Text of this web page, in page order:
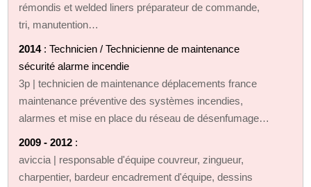
rémondis et welded liners préparateur de commande,
tri, manutention…
2014: Technicien / Technicienne de maintenance
sécurité alarme incendie
3p | technicien de maintenance déplacements france
maintenance préventive des systèmes incendies,
alarmes et mise en place du réseau de désenfumage…
2009 - 2012 :
aviccia | responsable d'équipe couvreur, zingueur,
charpentier, bardeur encadrement d'équipe, dessins